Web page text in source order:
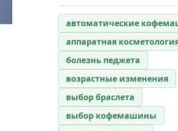
автоматические
аппаратная
болезнь педжета
возрастные изменения
выбор браслета
выбор кофемашины